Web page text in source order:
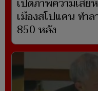
เปิดภาพความเสีย
เมืองสโปแคน ทำ
850 หลัง